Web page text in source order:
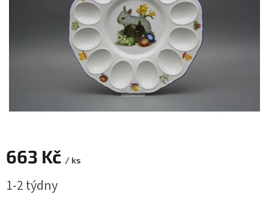
663 Kč / ks
cena:
1-2 týdny